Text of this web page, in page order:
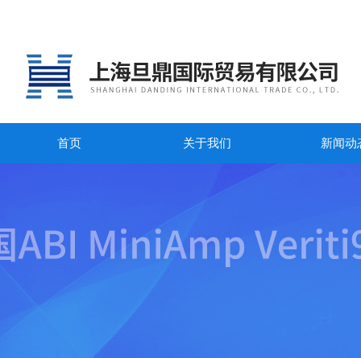
首页 关于我们 新闻动